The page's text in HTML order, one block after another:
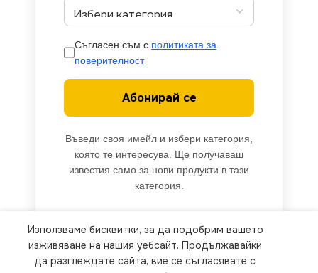
Съгласен съм с политиката за
поверителност
Абонирай се
Въведи своя имейл и избери категория,
която те интересува. Ще получаваш
известия само за нови продукти в тази
категория.
We use cookies to improve your experience on our
website. By browsing this website, you agree to
Използваме бисквитки, за да подобрим вашето
изживяване на нашия уебсайт. Продължавайки
да разглеждате сайта, вие се съгласявате с